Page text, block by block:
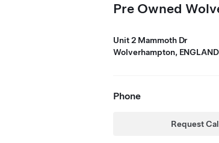
Pre Owned
Unit 2 Mammoth Dr
Wolverhampton,
Phone
Request